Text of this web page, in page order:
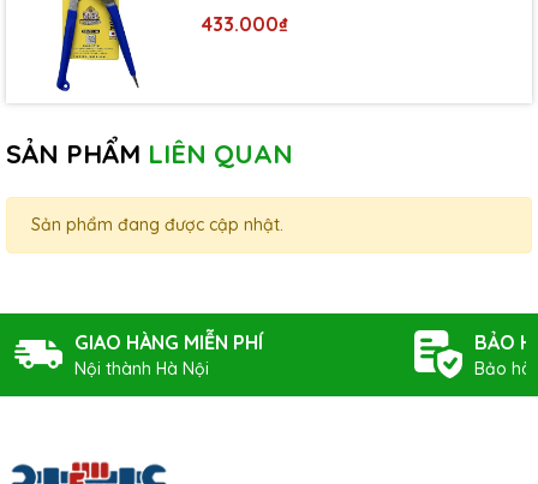
433.000₫
SẢN PHẨM LIÊN QUAN
Sản phẩm đang được cập nhật.
GIAO HÀNG MIỄN PHÍ
Nội thành Hà Nội
BẢO
Bảo